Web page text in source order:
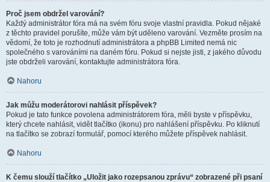
Proč jsem obdržel varování?
Každý administrátor fóra má na svém fóru svoje vlastní pravidla. Pokud nějaké
z těchto pravidel porušíte, může vám být uděleno varování. Vezměte prosím na
vědomí, že toto je rozhodnutí administrátora a phpBB Limited nemá nic
společného s varováními na daném fóru. Pokud si nejste jisti, z jakého důvodu
jste obdrželi varování, kontaktujte administrátora fóra.
Nahoru
Jak můžu moderátorovi nahlásit příspěvek?
Pokud je tato funkce povolena administrátorem fóra, měli byste v příspěvku,
který chcete nahlásit, vidět tlačítko (ikonu) pro nahlášení příspěvku. Po kliknutí
na tlačítko se zobrazí formulář, pomocí kterého můžete příspěvek nahlásit.
Nahoru
K čemu slouží tlačítko „Uložit jako rozepsanou zprávu“ zobrazené při psaní